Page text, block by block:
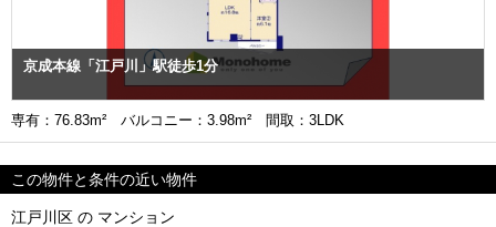
京成本線「江戸川」駅徒歩1分
専有：76.83m² バルコニー：3.98m² 間取：3LDK
この物件と条件の近い物件
江戸川区 の マンション